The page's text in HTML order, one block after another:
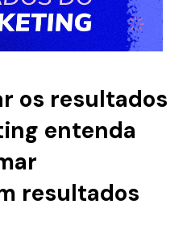
os resultados
entenda
resultados